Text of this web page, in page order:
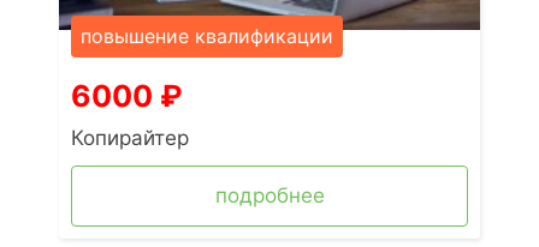
повышение квалификации
6000 ₽
Копирайтер
подробнее